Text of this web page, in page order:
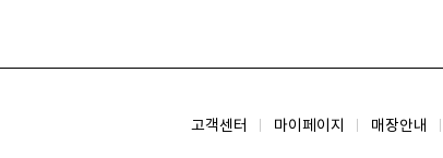
고객센터 마이페이지 매장안내